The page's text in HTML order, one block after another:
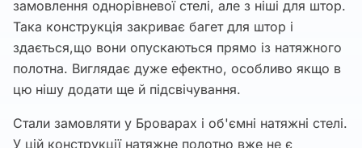
замовлення однорівневої стелі, але з ніші для штор.
Така конструкція закриває багет для штор і
здається,що вони опускаються прямо із натяжного
полотна. Виглядає дуже ефектно, особливо якщо в
цю нішу додати ще й підсвічування.
Стали замовляти у Броварах і об'ємні натяжні стелі.
У цій конструкції натяжне полотно вже не є